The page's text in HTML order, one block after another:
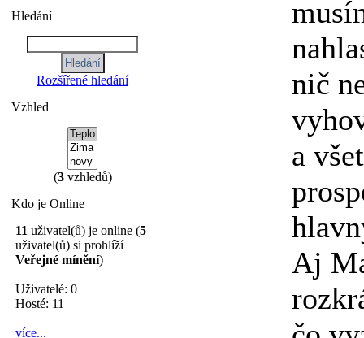
Hledání
Rozšířené hledání
Vzhled
(3vzhledů)
Kdo je Online
11 uživatel(ů) je online (5
uživatel(ů) si prohlíží
Veřejné mínění)
Uživatelé: 0
Hosté: 11
více...
nič
a
Aj